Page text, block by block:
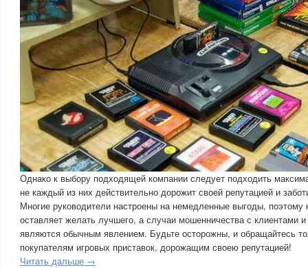
Однако к выбору подходящей компании следует подходить
не каждый из них действительно дорожит своей репутацией и
Многие руководители настроены на немедленные выгоды, поэтому
оставляет желать лучшего, а случаи мошенничества с клиентами и
являются обычным явлением. Будьте осторожны, и обращайтесь
покупателям игровых приставок, дорожащим своею репутацией!
Читать дальше →